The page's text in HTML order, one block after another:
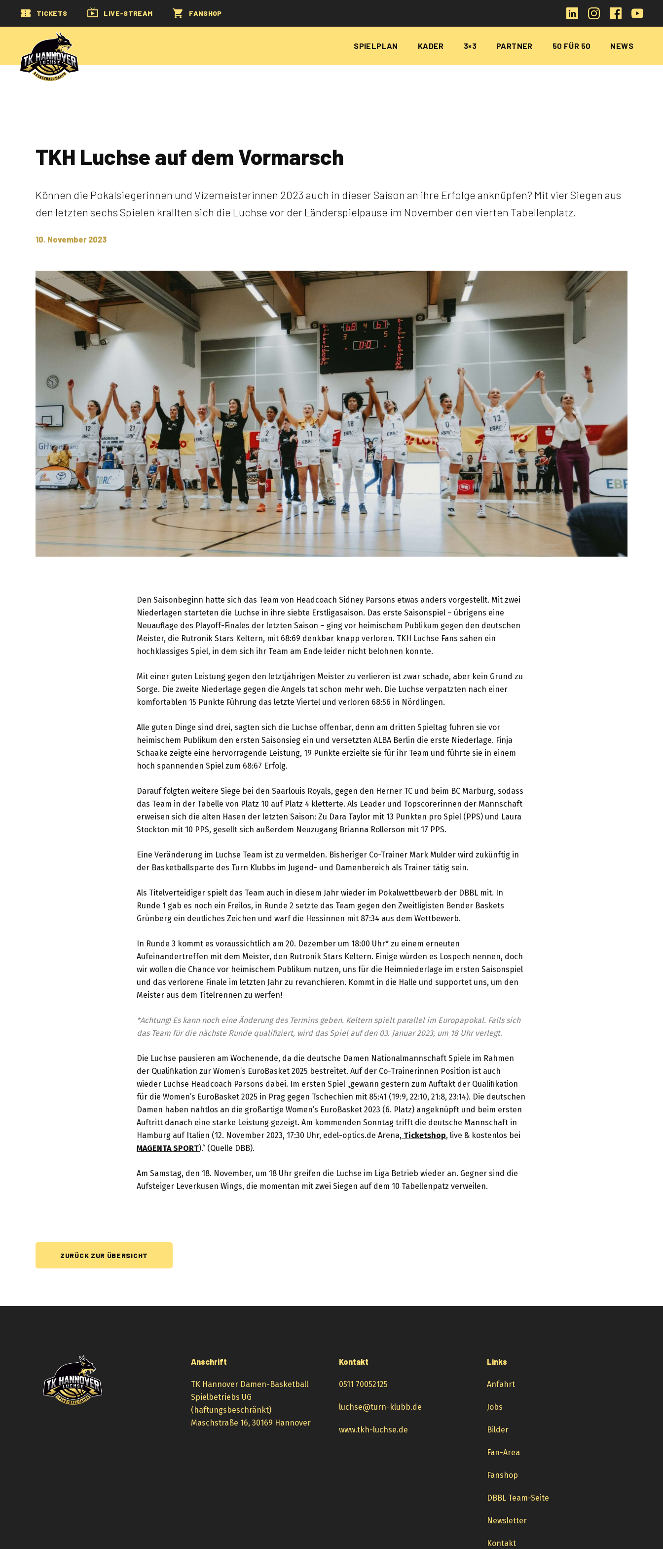
TICKETS LIVE-STREAM FANSHOP
SPIELPLAN KADER 3×3 PARTNER 50 FÜR 50 NEWS
TKH Luchse auf dem Vormarsch
Können die Pokalsiegerinnen und Vizemeisterinnen 2023 auch in dieser Saison an ihre Erfolge anknüpfen? Mit vier Siegen aus
den letzten sechs Spielen krallten sich die Luchse vor der Länderspielpause im November den vierten Tabellenplatz.
10. November 2023
Den Saisonbeginn hatte sich das Team von Headcoach Sidney Parsons etwas anders vorgestellt. Mit zwei
Niederlagen starteten die Luchse in ihre siebte Erstligasaison. Das erste Saisonspiel – übrigens eine
Neuauflage des Playoff-Finales der letzten Saison – ging vor heimischem Publikum gegen den deutschen
Meister, die Rutronik Stars Keltern, mit 68:69 denkbar knapp verloren. TKH Luchse Fans sahen ein
hochklassiges Spiel, in dem sich ihr Team am Ende leider nicht belohnen konnte.
Mit einer guten Leistung gegen den letztjährigen Meister zu verlieren ist zwar schade, aber kein Grund zu
Sorge. Die zweite Niederlage gegen die Angels tat schon mehr weh. Die Luchse verpatzten nach einer
komfortablen 15 Punkte Führung das letzte Viertel und verloren 68:56 in Nördlingen.
Alle guten Dinge sind drei, sagten sich die Luchse offenbar, denn am dritten Spieltag fuhren sie vor
heimischem Publikum den ersten Saisonsieg ein und versetzten ALBA Berlin die erste Niederlage. Finja
Schaake zeigte eine hervorragende Leistung, 19 Punkte erzielte sie für ihr Team und führte sie in einem
hoch spannenden Spiel zum 68:67 Erfolg.
Darauf folgten weitere Siege bei den Saarlouis Royals, gegen den Herner TC und beim BC Marburg, sodass
das Team in der Tabelle von Platz 10 auf Platz 4 kletterte. Als Leader und Topscorerinnen der Mannschaft
erweisen sich die alten Hasen der letzten Saison: Zu Dara Taylor mit 13 Punkten pro Spiel (PPS) und Laura
Stockton mit 10 PPS, gesellt sich außerdem Neuzugang Brianna Rollerson mit 17 PPS.
Eine Veränderung im Luchse Team ist zu vermelden. Bisheriger Co-Trainer Mark Mulder wird zukünftig in
der Basketballsparte des Turn Klubbs im Jugend- und Damenbereich als Trainer tätig sein.
Als Titelverteidiger spielt das Team auch in diesem Jahr wieder im Pokalwettbewerb der DBBL mit. In
Runde 1 gab es noch ein Freilos, in Runde 2 setzte das Team gegen den Zweitligisten Bender Baskets
Grünberg ein deutliches Zeichen und warf die Hessinnen mit 87:34 aus dem Wettbewerb.
In Runde 3 kommt es voraussichtlich am 20. Dezember um 18:00 Uhr* zu einem erneuten
Aufeinandertreffen mit dem Meister, den Rutronik Stars Keltern. Einige würden es Lospech nennen, doch
wir wollen die Chance vor heimischem Publikum nutzen, uns für die Heimniederlage im ersten Saisonspiel
und das verlorene Finale im letzten Jahr zu revanchieren. Kommt in die Halle und supportet uns, um den
Meister aus dem Titelrennen zu werfen!
*Achtung! Es kann noch eine Änderung des Termins geben. Keltern spielt parallel im Europapokal. Falls sich
das Team für die nächste Runde qualifiziert, wird das Spiel auf den 03. Januar 2023, um 18 Uhr verlegt.
Die Luchse pausieren am Wochenende, da die deutsche Damen Nationalmannschaft Spiele im Rahmen
der Qualifikation zur Women’s EuroBasket 2025 bestreitet. Auf der Co-Trainerinnen Position ist auch
wieder Luchse Headcoach Parsons dabei. Im ersten Spiel „gewann gestern zum Auftakt der Qualifikation
für die Women’s EuroBasket 2025 in Prag gegen Tschechien mit 85:41 (19:9, 22:10, 21:8, 23:14). Die deutschen
Damen haben nahtlos an die großartige Women’s EuroBasket 2023 (6. Platz) angeknüpft und beim ersten
Auftritt danach eine starke Leistung gezeigt. Am kommenden Sonntag trifft die deutsche Mannschaft in
Hamburg auf Italien (12. November 2023, 17:30 Uhr, edel-optics.de Arena, Ticketshop, live & kostenlos bei
MAGENTA SPORT).“ (Quelle DBB).
Am Samstag, den 18. November, um 18 Uhr greifen die Luchse im Liga Betrieb wieder an. Gegner sind die
Aufsteiger Leverkusen Wings, die momentan mit zwei Siegen auf dem 10 Tabellenpatz verweilen.
ZURÜCK ZUR ÜBERSICHT
Anschrift
TK Hannover Damen-Basketball
Spielbetriebs UG
(haftungsbeschränkt)
Maschstraße 16, 30169 Hannover
Kontakt
0511 70052125
luchse@turn-klubb.de
www.tkh-luchse.de
Links
Anfahrt
Jobs
Bilder
Fan-Area
Fanshop
DBBL Team-Seite
Newsletter
Kontakt